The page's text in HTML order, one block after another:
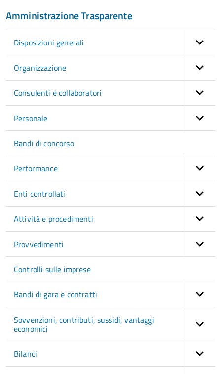
Amministrazione Trasparente
Disposizioni generali
Organizzazione
Consulenti e collaboratori
Personale
Bandi di concorso
Performance
Enti controllati
Attività e procedimenti
Provvedimenti
Controlli sulle imprese
Bandi di gara e contratti
Sovvenzioni, contributi, sussidi, vantaggi
economici
Bilanci